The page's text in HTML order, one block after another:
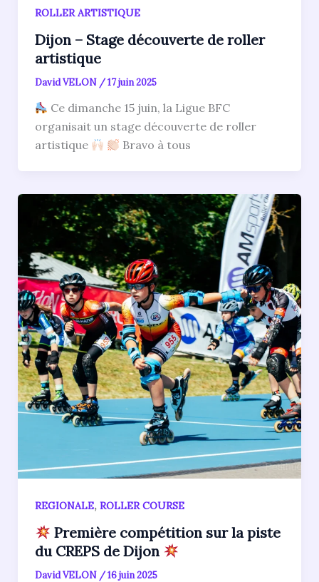
ROLLER ARTISTIQUE
Dijon – Stage découverte de roller
artistique
David VELON /17 juin 2025
Ce dimanche 15 juin, la Ligue BFC
organisait un stage découverte de roller
artistique
Bravo à tous
REGIONALE, ROLLER COURSE
Première compétition sur la piste
du CREPS de Dijon
David VELON /16 juin 2025